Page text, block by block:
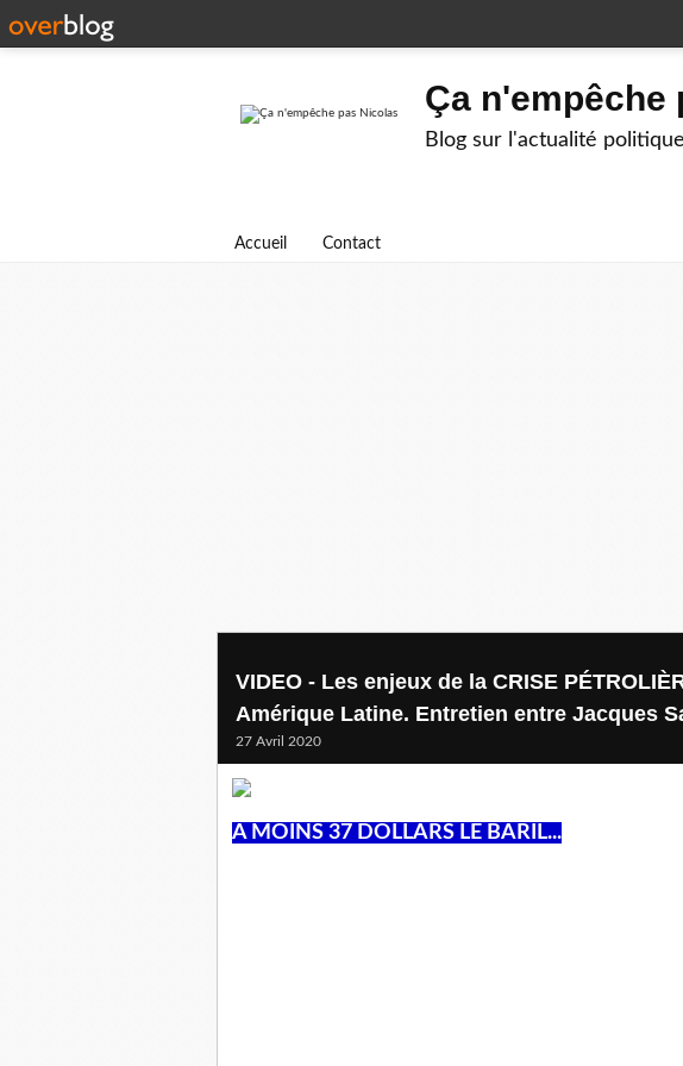
Ça n'empêche
Blog sur l'actualité
Accueil Contact
VIDEO - Les enjeux de la CRISE
Amérique Latine. Entretien entre Jacques
27 Avril 2020
A MOINS 37 DOLLARS LE BARIL...